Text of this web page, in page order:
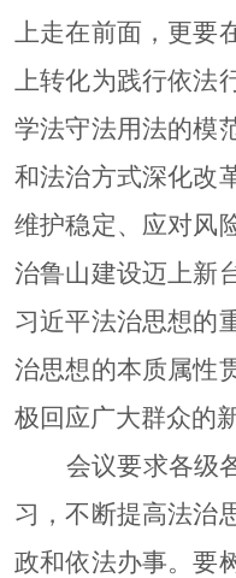
上走在前面，更要
上转化为践行依法
学法守法用法的模
和法治方式深化改
维护稳定、应对风
治鲁山建设迈上新
习近平法治思想的
治思想的本质属性
极回应广大群众的
会议要求各级
习，不断提高法治
政和依法办事。要